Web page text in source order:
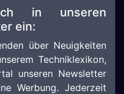
in unseren
ein:
über Neuigkeiten
Techniklexikon,
unseren Newsletter
Werbung. Jederzeit